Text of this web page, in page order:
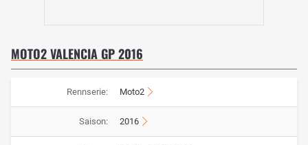
MOTO2 VALENCIA GP 2016
Rennserie: Moto2
Saison: 2016